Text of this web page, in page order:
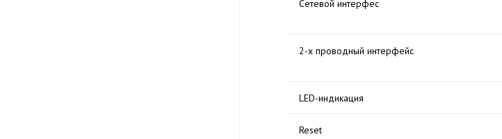
Сетевой интерфес
2-х проводный интерфейс
LED-индикация
Reset